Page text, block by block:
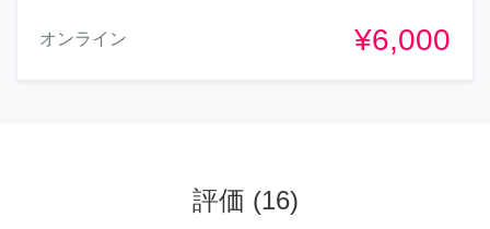
オンライン ¥6,000
評価 (16)